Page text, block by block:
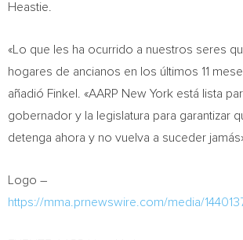
Heastie
«Lo que les ha ocurrido a nuestros seres
hogares de ancianos en los últimos 11
añadió Finkel. «AARP New York está lista
gobernador y la legislatura para garantizar
detenga ahora y no vuelva a suceder
Logo –
https://mma.prnewswire.com/media/